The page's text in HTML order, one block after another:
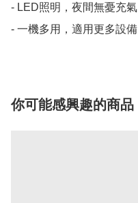
- LED照明，夜間無憂充氣
- 一機多用，適用更多設備
你可能感興趣的商品